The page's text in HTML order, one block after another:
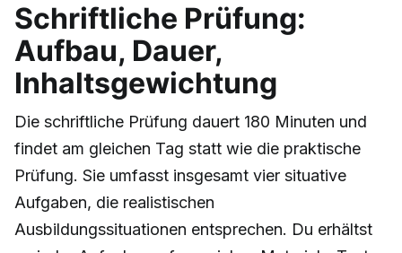
Schriftliche Prüfung:
Aufbau, Dauer,
Inhaltsgewichtung
Die schriftliche Prüfung dauert 180 Minuten und
findet am gleichen Tag statt wie die praktische
Prüfung. Sie umfasst insgesamt vier situative
Aufgaben, die realistischen
Ausbildungssituationen entsprechen. Du erhältst